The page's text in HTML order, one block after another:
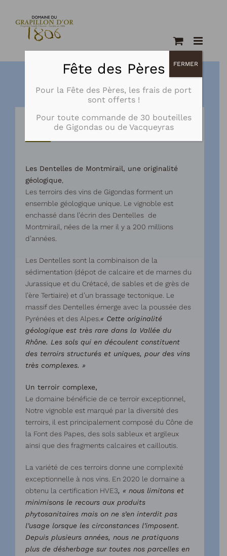
contenu
Terroir
Les Dentelles de Montmirail, une originalité
géologique
Les terroirs des vins de Gigondas forment un
ensemble géologique unique. Le vignoble est
enchassé dans l’écrin des Dentelles de
Montmirail, nées de la mer il y a 200 millions
d’années.
Les Dentelles sont la combinaison de la
sédimentation (dépot de calcaire et de marnes du
Jurassique et du Crétacé, de sables et de grès de
l’ère Tertiaire) et d’un brassage tectonique. Le
massif des Dentelles émerge avec la poussée des
Pyrénées et des Alpes. « Cette originalité
géologique est très rare dans la Vallée du
Rhône. Les sols qui en découlent constituent
des terroirs structurés et uniques, pour des vins
très complexes. »
Un terroir complexe,
Le domaine bénéficie de ce terroir exceptionnel,
Notre vignoble est marqué par la diversité des
terroirs, il est principalement composé du Cône de
la Font des Papes, des sols sableux et argileux
ainsi que des fragments calcaires et cailloutis.
La variété de ces terroirs donne une complexité
exceptionnelle à nos vins. En 2020 le domaine a
obtenu la certification HVE3, « nous limitons et
minimisons le recours aux produits
phytosanitaires mais on ne s’en interdit pas
l’usage lorsque les circonstances l’imposent.
Depuis plusieurs années, nous ne pratiquons
plus de désherbage sur toutes nos parcelles en
Fête des Pères
Pour la Fête des Pères, les frais de port
sont offerts !
Pour toute commande de 30 bouteilles
de Gigondas ou de Vacqueyras
FERMER